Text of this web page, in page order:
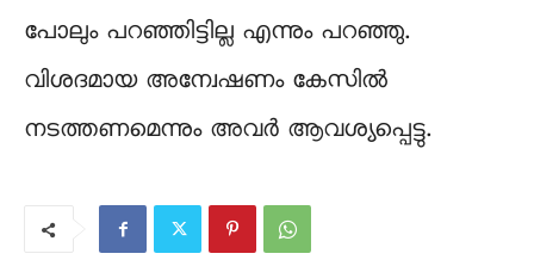
പോലും പറഞ്ഞിട്ടില്ല എന്നും പറഞ്ഞു.
വിശദമായ അന്വേഷണം കേസിൽ
നടത്തണമെന്നും അവർ ആവശ്യപ്പെട്ടു.